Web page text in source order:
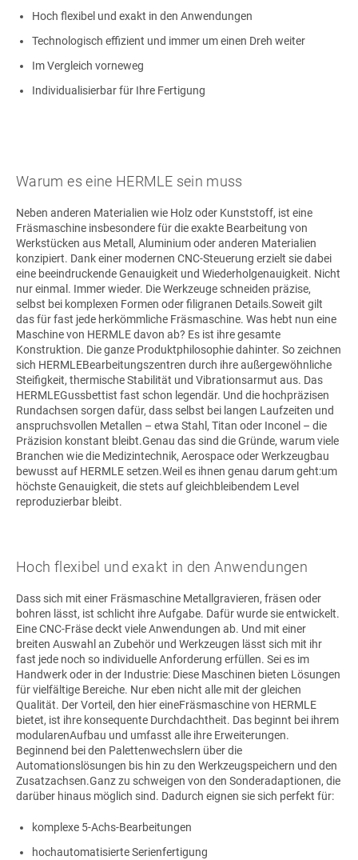
Hoch flexibel und exakt in den Anwendungen
Technologisch effizient und immer um einen Dreh weiter
Im Vergleich vorneweg
Individualisierbar für Ihre Fertigung
Warum es eine HERMLE sein muss
Neben anderen Materialien wie Holz oder Kunststoff, ist eine
Fräsmaschine insbesondere für die exakte Bearbeitung von
Werkstücken aus Metall, Aluminium oder anderen Materialien
konzipiert. Dank einer modernen CNC-Steuerung erzielt sie dabei
eine beeindruckende Genauigkeit und Wiederholgenauigkeit. Nicht
nur einmal. Immer wieder. Die Werkzeuge schneiden präzise,
selbst bei komplexen Formen oder filigranen Details.Soweit gilt
das für fast jede herkömmliche Fräsmaschine. Was hebt nun eine
Maschine von HERMLE davon ab? Es ist ihre gesamte
Konstruktion. Die ganze Produktphilosophie dahinter. So zeichnen
sich HERMLEBearbeitungszentren durch ihre außergewöhnliche
Steifigkeit, thermische Stabilität und Vibrationsarmut aus. Das
HERMLEGussbettist fast schon legendär. Und die hochpräzisen
Rundachsen sorgen dafür, dass selbst bei langen Laufzeiten und
anspruchsvollen Metallen – etwa Stahl, Titan oder Inconel – die
Präzision konstant bleibt.Genau das sind die Gründe, warum viele
Branchen wie die Medizintechnik, Aerospace oder Werkzeugbau
bewusst auf HERMLE setzen.Weil es ihnen genau darum geht:um
höchste Genauigkeit, die stets auf gleichbleibendem Level
reproduzierbar bleibt.
Hoch flexibel und exakt in den Anwendungen
Dass sich mit einer Fräsmaschine Metallgravieren, fräsen oder
bohren lässt, ist schlicht ihre Aufgabe. Dafür wurde sie entwickelt.
Eine CNC-Fräse deckt viele Anwendungen ab. Und mit einer
breiten Auswahl an Zubehör und Werkzeugen lässt sich mit ihr
fast jede noch so individuelle Anforderung erfüllen. Sei es im
Handwerk oder in der Industrie: Diese Maschinen bieten Lösungen
für vielfältige Bereiche. Nur eben nicht alle mit der gleichen
Qualität. Der Vorteil, den hier eineFräsmaschine von HERMLE
bietet, ist ihre konsequente Durchdachtheit. Das beginnt bei ihrem
modularenAufbau und umfasst alle ihre Erweiterungen.
Beginnend bei den Palettenwechslern über die
Automationslösungen bis hin zu den Werkzeugspeichern und den
Zusatzachsen.Ganz zu schweigen von den Sonderadaptionen, die
darüber hinaus möglich sind. Dadurch eignen sie sich perfekt für:
komplexe 5-Achs-Bearbeitungen
hochautomatisierte Serienfertigung